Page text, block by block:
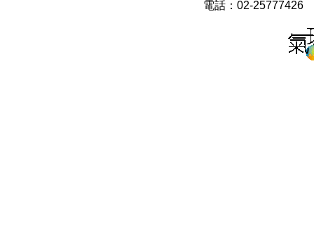
電話：02-25777426